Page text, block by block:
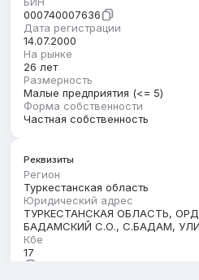
000740007636
Дата регистрации
14.07.2000
На рынке
26 лет
Размерность
Малые предприятия (<= 5)
Форма собственности
Частная собственность
Реквизиты
Регион
Туркестанская область
Юридический адрес
ТУРКЕСТАНСКАЯ ОБЛАСТЬ,
БАДАМСКИЙ С.О., С.БАДАМ,
Кбе
17